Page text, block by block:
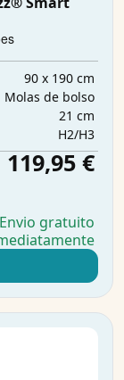
90 x 190 cm
Molas de bolso
21 cm
H2/H3
119,95 €
Envio gratuito